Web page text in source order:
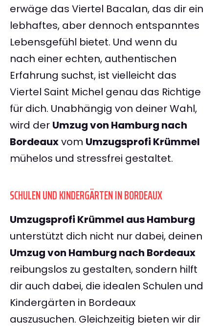
erwäge das Viertel Bacalan, das dir ein
lebhaftes, aber dennoch entspanntes
Lebensgefühl bietet. Und wenn du
nach einer echten, authentischen
Erfahrung suchst, ist vielleicht das
Viertel Saint Michel genau das Richtige
für dich. Unabhängig von deiner Wahl,
wird der Umzug von Hamburg nach
Bordeauxvom Umzugsprofi Krümmel
mühelos und stressfrei gestaltet.
SCHULEN UND KINDERGÄRTEN IN BORDEAUX
Umzugsprofi Krümmel aus Hamburg
unterstützt dich nicht nur dabei, deinen
Umzug von Hamburg nach Bordeaux
reibungslos zu gestalten, sondern hilft
dir auch dabei, die idealen Schulen und
Kindergärten in Bordeaux
auszusuchen. Gleichzeitig bieten wir dir